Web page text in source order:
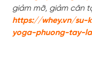
giảm mỡ, giảm cân
https://whey.vn/
yoga-phuong-tay-